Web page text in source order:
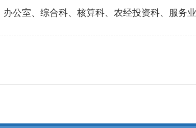
室、综合科、核算科、农经投资科、服务业